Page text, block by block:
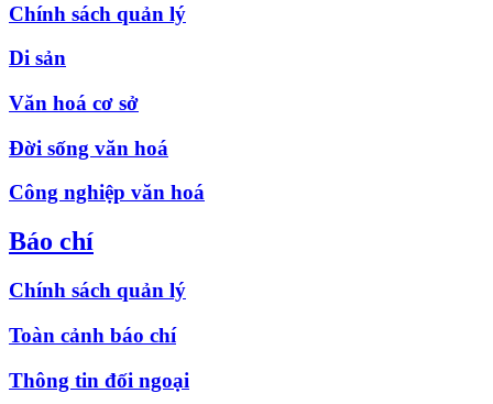
Chính sách quản lý
Di sản
Văn hoá cơ sở
Đời sống văn hoá
Công nghiệp văn hoá
Báo chí
Chính sách quản lý
Toàn cảnh báo chí
Thông tin đối ngoại